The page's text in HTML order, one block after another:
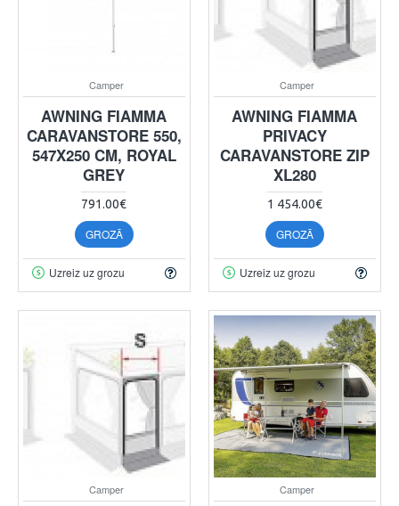
Camper
AWNING FIAMMA
CARAVANSTORE 550,
547X250 CM, ROYAL
GREY
791.00€
GROZĀ
Uzreiz uz grozu
Camper
AWNING FIAMMA
PRIVACY
CARAVANSTORE ZIP
XL280
1 454.00€
GROZĀ
Uzreiz uz grozu
Camper Camper